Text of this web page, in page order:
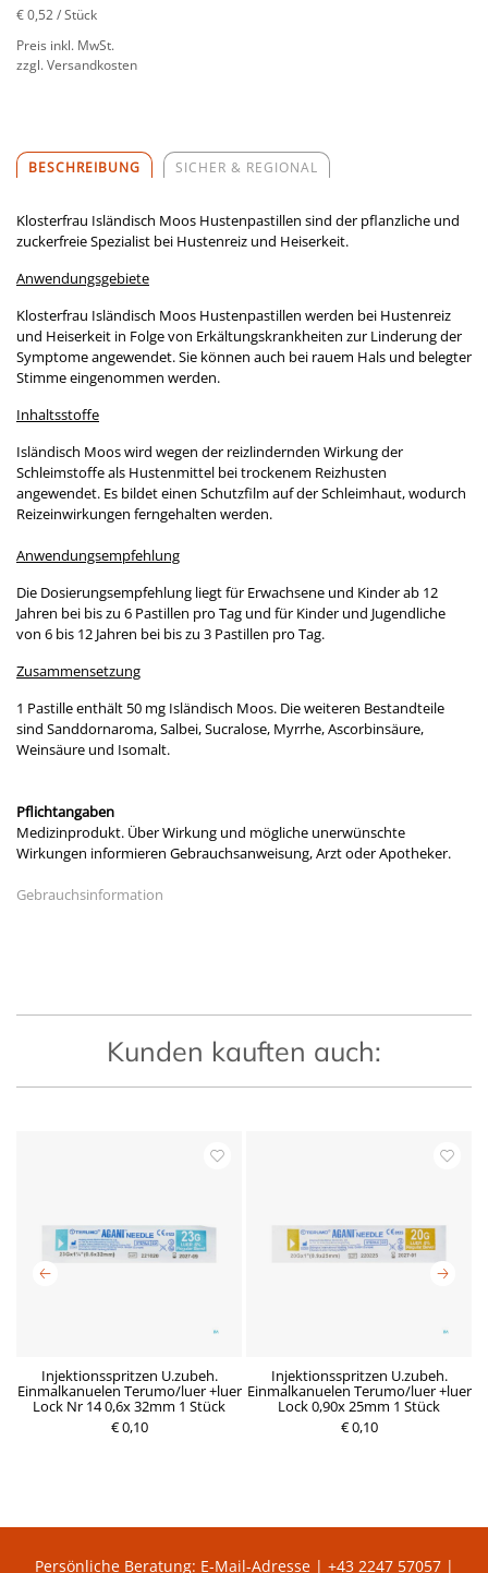
€ 0,52/ Stück
Preis inkl. MwSt.
zzgl. Versandkosten
BESCHREIBUNG SICHER & REGIONAL
Klosterfrau Isländisch Moos Hustenpastillen sind der pflanzliche und
zuckerfreie Spezialist bei Hustenreiz und Heiserkeit.
Anwendungsgebiete
Klosterfrau Isländisch Moos Hustenpastillen werden bei Hustenreiz
und Heiserkeit in Folge von Erkältungskrankheiten zur Linderung der
Symptome angewendet. Sie können auch bei rauem Hals und belegter
Stimme eingenommen werden.
Inhaltsstoffe
Isländisch Moos wird wegen der reizlindernden Wirkung der
Schleimstoffe als Hustenmittel bei trockenem Reizhusten
angewendet. Es bildet einen Schutzfilm auf der Schleimhaut, wodurch
Reizeinwirkungen ferngehalten werden.
Anwendungsempfehlung
Die Dosierungsempfehlung liegt für Erwachsene und Kinder ab 12
Jahren bei bis zu 6 Pastillen pro Tag und für Kinder und Jugendliche
von 6 bis 12 Jahren bei bis zu 3 Pastillen pro Tag.
Zusammensetzung
1 Pastille enthält 50 mg Isländisch Moos. Die weiteren Bestandteile
sind Sanddornaroma, Salbei, Sucralose, Myrrhe, Ascorbinsäure,
Weinsäure und Isomalt.
Pflichtangaben
Medizinprodukt. Über Wirkung und mögliche unerwünschte
Wirkungen informieren Gebrauchsanweisung, Arzt oder Apotheker.
Gebrauchsinformation
Kunden kauften auch:
Injektionsspritzen U.zubeh.
Einmalkanuelen Terumo/luer +luer
Lock Nr 14 0,6x 32mm 1 Stück
€ 0,10
Injektionsspritzen U.zubeh.
Einmalkanuelen Terumo/luer +luer
Lock 0,90x 25mm 1 Stück
€ 0,10
e
P
g
l
Persönliche Beratung: E-Mail-Adresse| +43 2247 57057|